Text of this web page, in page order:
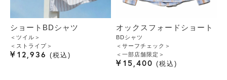
ショートBDシャツ
＜ツイル＞
＜ストライプ＞
¥ 12,936 税込
オックスフォードショート
BDシャツ
＜サーフチェック＞
＜一部店舗限定＞
¥ 15,400 税込